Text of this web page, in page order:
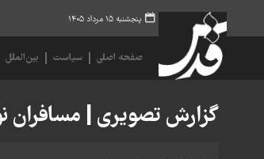
پنجشنبه ۱۵ مرداد ۱۴۰۵
صفحه اصلی سیاست بین‌الملل
گزارش تصویری | مسافران نوروزی ۱۴۰۴